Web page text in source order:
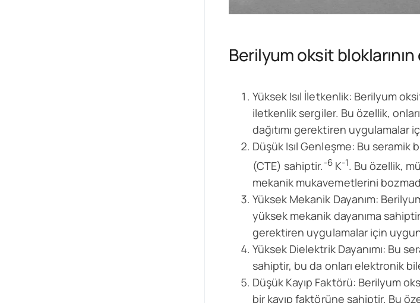
Berilyum oksit
Yüksek Isıl İletkenlik: Berilyum
iletkenlik sergiler. Bu özellik,
dağıtımı gerektiren uygulamalar
Düşük Isıl Genleşme: Bu seramik
(CTE) sahiptir.-6K-1. Bu özellik,
mekanik mukavemetlerini
Yüksek Mekanik Dayanım:
yüksek mekanik dayanıma
gerektiren uygulamalar için
Yüksek Dielektrik Dayanımı: Bu
sahiptir, bu da onları elektronik
Düşük Kayıp Faktörü: Berilyum
bir kayıp faktörüne sahiptir. Bu